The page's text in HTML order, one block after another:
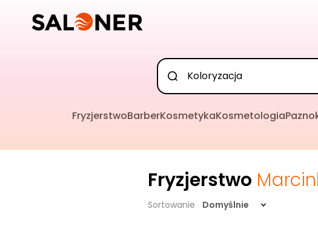
FryzjerstwoBarberKosmetykaKosmetologia
Fryzjerstwo
Sortowanie Domyślnie